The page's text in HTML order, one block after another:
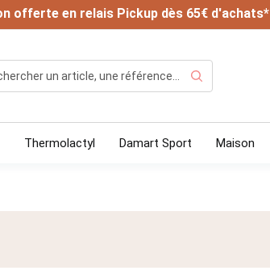
offerte en relais Pickup dès 65€ d'achats*
Rechercher
Thermolactyl Damart Sport Maison